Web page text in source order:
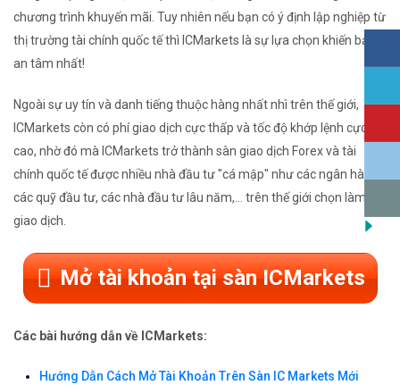
chương trình khuyến mãi. Tuy nhiên nếu bạn có ý định lập nghiệp từ
thị trường tài chính quốc tế thì ICMarkets là sự lựa chọn khiến bạn
an tâm nhất!
Ngoài sự uy tín và danh tiếng thuộc hàng nhất nhì trên thế giới,
ICMarkets còn có phí giao dịch cực thấp và tốc độ khớp lệnh cực
cao, nhờ đó mà ICMarkets trở thành sàn giao dịch Forex và tài
chính quốc tế được nhiều nhà đầu tư "cá mập" như các ngân hàng,
các quỹ đầu tư, các nhà đầu tư lâu năm,... trên thế giới chọn làm nơi
giao dịch.
Mở tài khoản tại sàn ICMarkets
Các bài hướng dẫn về ICMarkets:
Hướng Dẫn Cách Mở Tài Khoản Trên Sàn IC Markets Mới